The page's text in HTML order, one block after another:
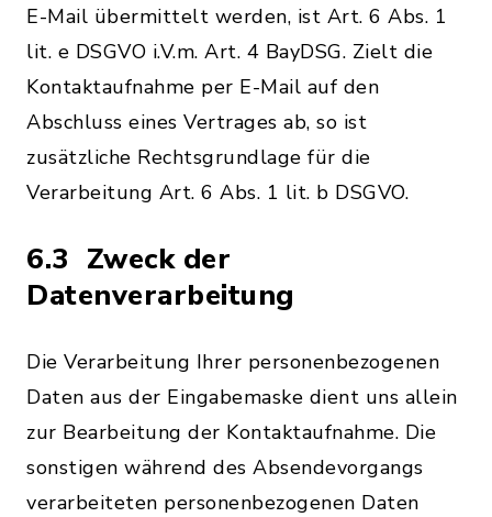
E-Mail übermittelt werden, ist Art. 6 Abs. 1
lit. e DSGVO i.V.m. Art. 4 BayDSG. Zielt die
Kontaktaufnahme per E-Mail auf den
Abschluss eines Vertrages ab, so ist
zusätzliche Rechtsgrundlage für die
Verarbeitung Art. 6 Abs. 1 lit. b DSGVO.
6.3 Zweck der
Datenverarbeitung
Die Verarbeitung Ihrer personenbezogenen
Daten aus der Eingabemaske dient uns allein
zur Bearbeitung der Kontaktaufnahme. Die
sonstigen während des Absendevorgangs
verarbeiteten personenbezogenen Daten